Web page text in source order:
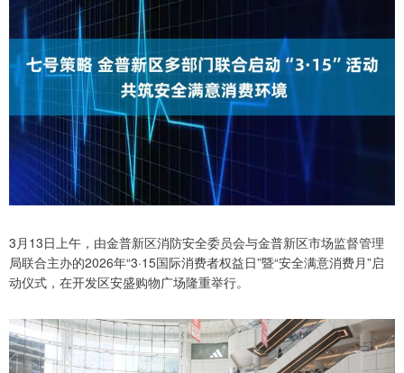
3月13日上午，由金普新区消防安全委员会与金普新区市场监督管理
局联合主办的2026年“3·15国际消费者权益日”暨“安全满意消费月”启
动仪式，在开发区安盛购物广场隆重举行。